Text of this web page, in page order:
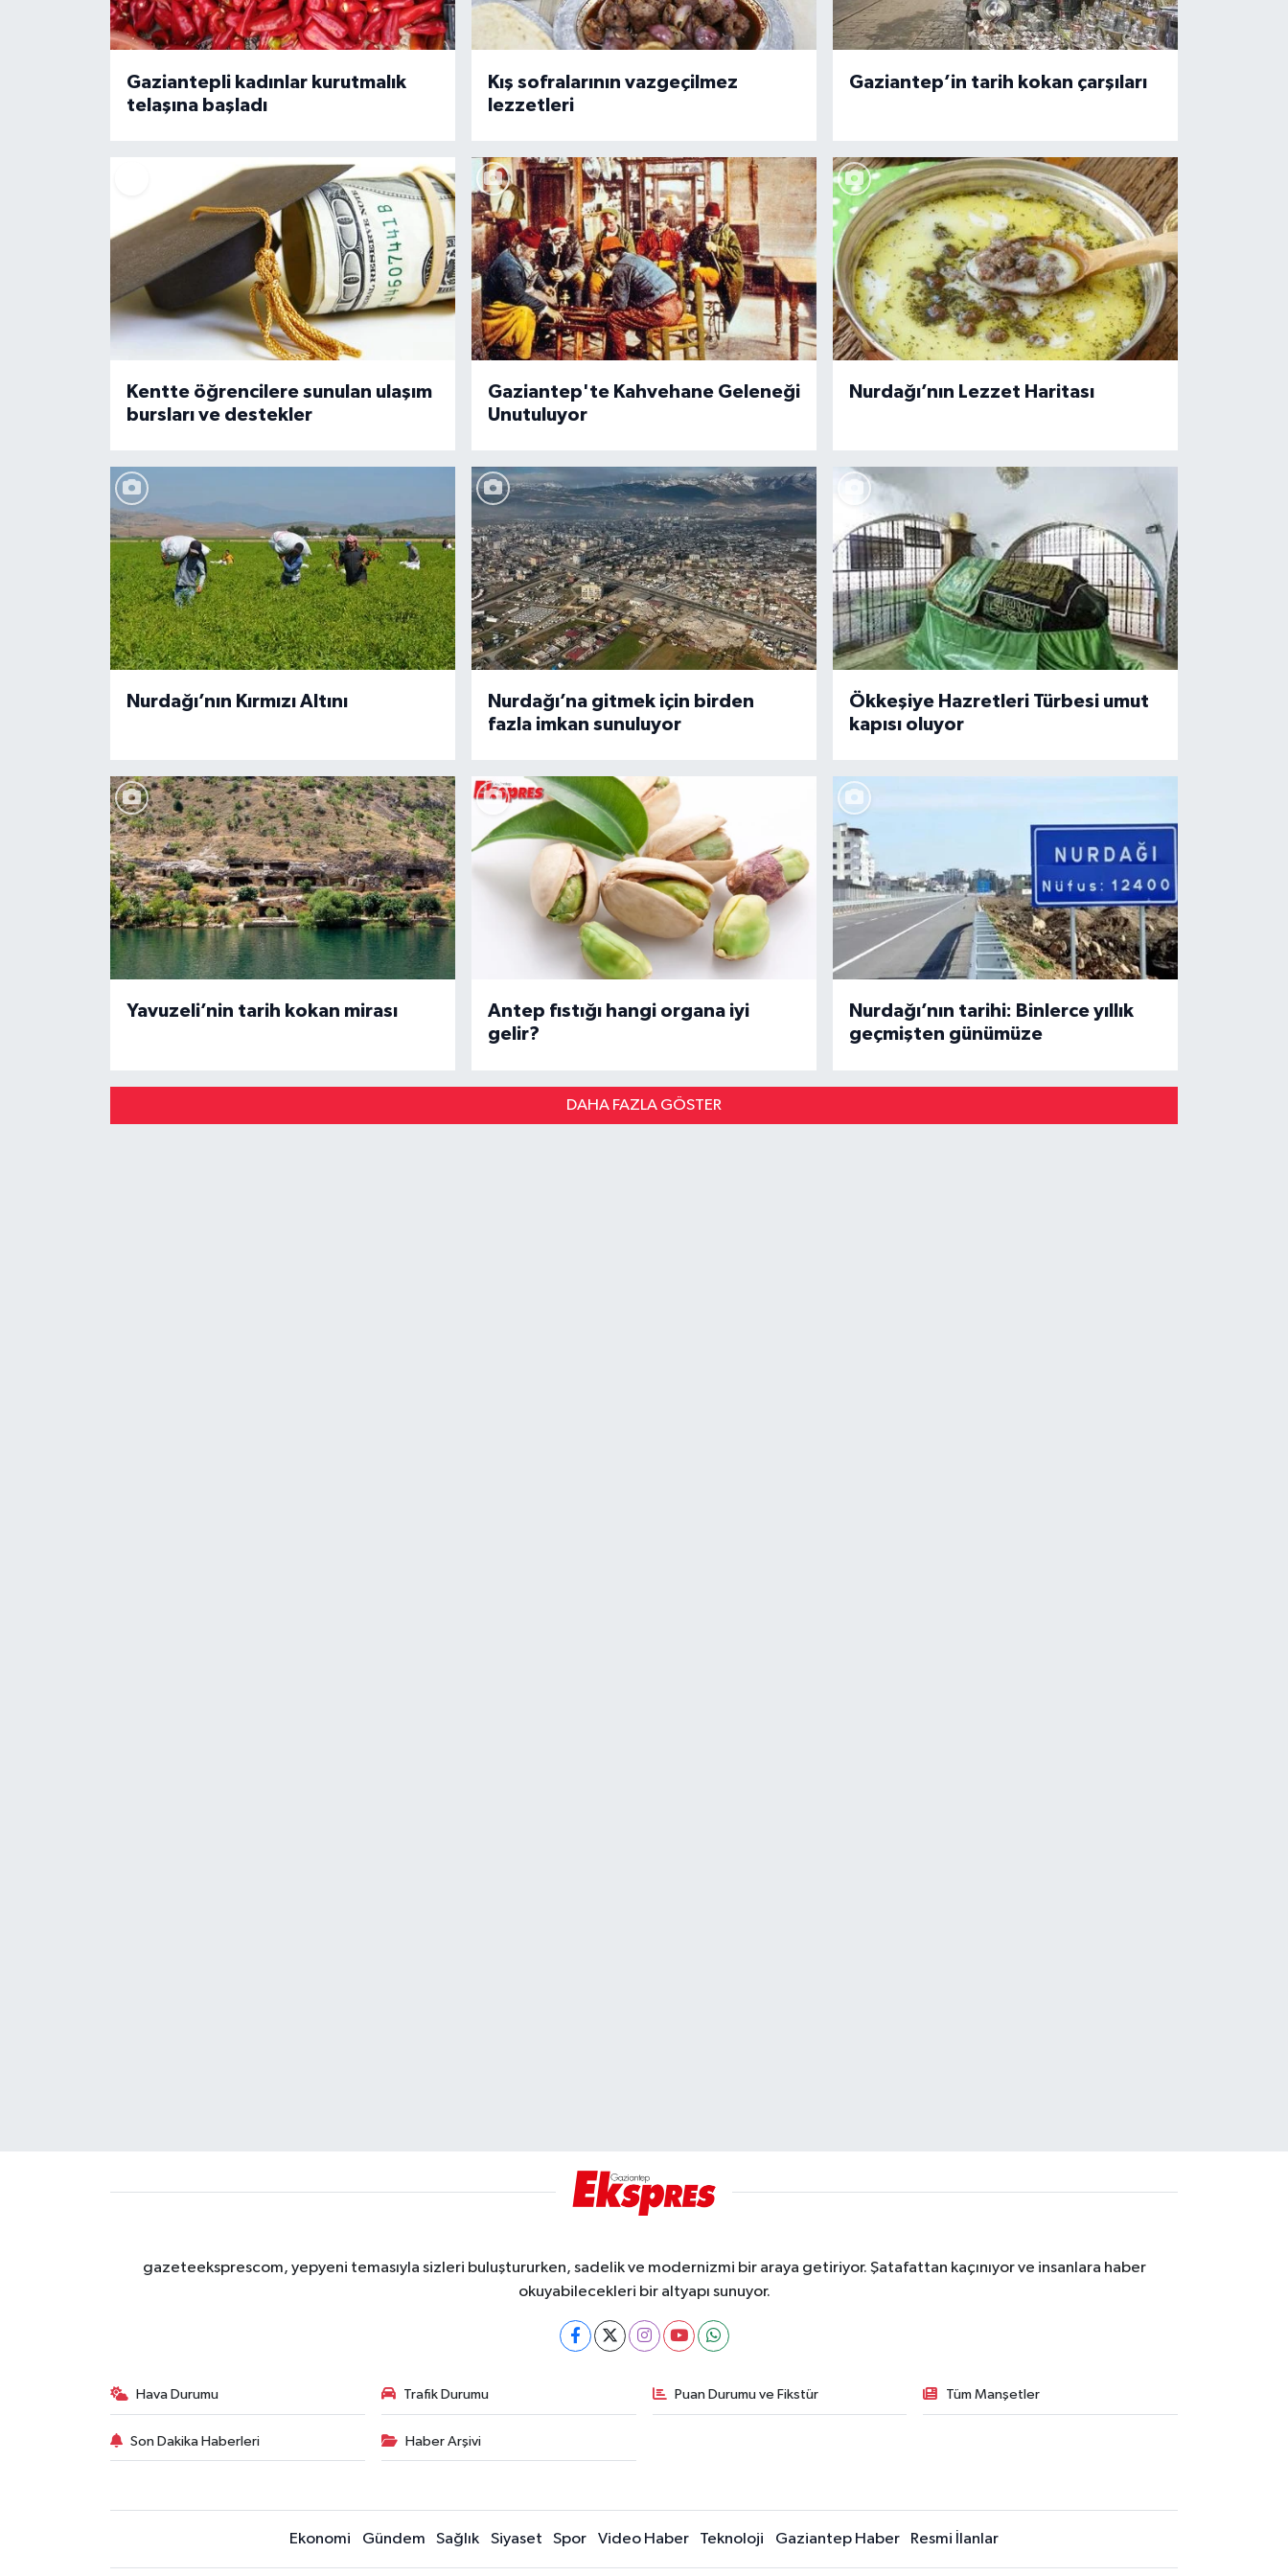
Gaziantepli kadınlar kurutmalık
telaşına başladı
Kış sofralarının vazgeçilmez
lezzetleri
Gaziantep’in tarih kokan çarşıları
Kentte öğrencilere sunulan ulaşım
bursları ve destekler
Gaziantep'te Kahvehane Geleneği
Unutuluyor
Nurdağı’nın Lezzet Haritası
Nurdağı’nın Kırmızı Altını
Nurdağı’na gitmek için birden
fazla imkan sunuluyor
Ökkeşiye Hazretleri Türbesi umut
kapısı oluyor
Yavuzeli’nin tarih kokan mirası
Antep fıstığı hangi organa iyi
gelir?
Nurdağı’nın tarihi: Binlerce yıllık
geçmişten günümüze
DAHA FAZLA GÖSTER
gazeteeksprescom, yepyeni temasıyla sizleri buluştururken, sadelik ve modernizmi bir araya getiriyor. Şatafattan kaçınıyor ve insanlara haber
okuyabilecekleri bir altyapı sunuyor.
Hava Durumu Trafik Durumu Puan Durumu ve Fikstür Tüm Manşetler
Son Dakika Haberleri Haber Arşivi
Ekonomi Gündem Sağlık Siyaset Spor Video Haber Teknoloji Gaziantep Haber Resmi İlanlar
Video Haber